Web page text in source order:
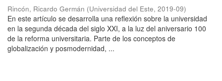
Rincón, Ricardo Germán (Universidad del Este, 2019-09)
En este artículo se desarrolla una reflexión sobre la universidad
en la segunda década del siglo XXI, a la luz del aniversario 100
de la reforma universitaria. Parte de los conceptos de
globalización y posmodernidad, ...